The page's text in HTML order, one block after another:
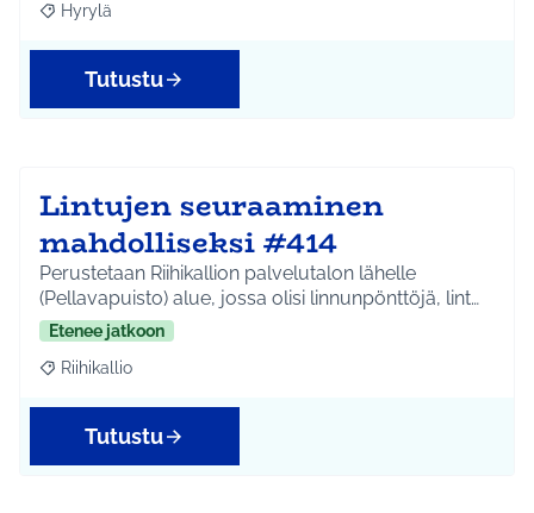
Rajaa tulokset aihepiirin mukaan: Hyrylä
Hyrylä
Tutustu
Lintujen seuraaminen
mahdolliseksi #414
Perustetaan Riihikallion palvelutalon lähelle
(Pellavapuisto) alue, jossa olisi linnunpönttöjä, lint…
Etenee jatkoon
Rajaa tulokset aihepiirin mukaan: Riihikallio
Riihikallio
Tutustu